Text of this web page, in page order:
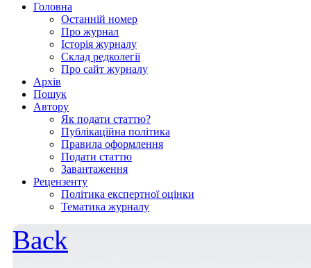
Головна
Останній номер
Про журнал
Історія журналу
Склад редколегії
Про сайт журналу
Архів
Пошук
Автору
Як подати статтю?
Публікаційна політика
Правила оформлення
Подати статтю
Завантаження
Рецензенту
Політика експертної оцінки
Тематика журналу
Back